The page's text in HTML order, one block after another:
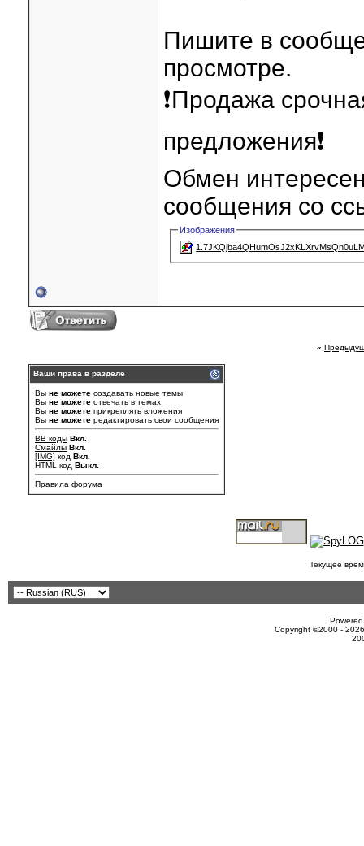
Пишите в
просмотре.
❗️Продажа
предложения❗️
Обмен
сообщения со
Изображения
«
Ваши права в разделе
Вы не можете создавать новые темы
Вы не можете отвечать в темах
Вы не можете прикреплять вложения
Вы не можете редактировать свои сообщения
BB коды Вкл.
Смайлы Вкл.
[IMG] код Вкл.
HTML код Выкл.
Правила форума
Текущее
Copyright ©2000 -